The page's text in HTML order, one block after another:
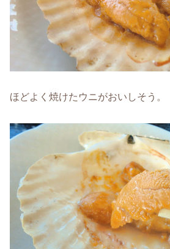
ほどよく焼けたウニがおいしそう。